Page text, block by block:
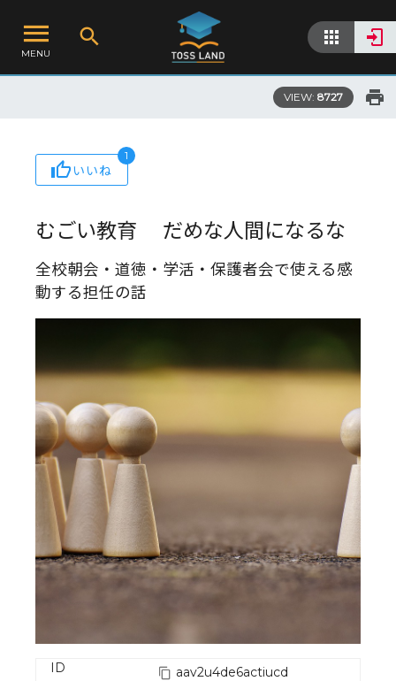
MENU
VIEW: 8727
いいね
1
むごい教育 だめな人間になるな
全校朝会・道徳・学活・保護者会で使える感
動する担任の話
ID
aav2u4de6actiucd